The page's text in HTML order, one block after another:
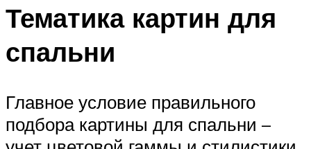
Тематика картин для
спальни
Главное условие правильного
подбора картины для спальни –